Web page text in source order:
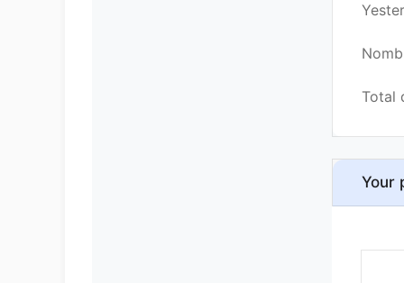
Total
Your